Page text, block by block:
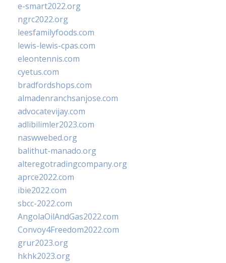
e-smart2022.org
ngrc2022.org
leesfamilyfoods.com
lewis-lewis-cpas.com
eleontennis.com
cyetus.com
bradfordshops.com
almadenranchsanjose.com
advocatevijay.com
adlibilimler2023.com
naswwebed.org
balithut-manado.org
alteregotradingcompany.org
aprce2022.com
ibie2022.com
sbcc-2022.com
AngolaOilAndGas2022.com
Convoy4Freedom2022.com
grur2023.org
hkhk2023.org